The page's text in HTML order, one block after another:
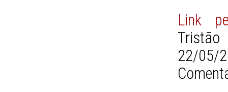
Link
22/05/